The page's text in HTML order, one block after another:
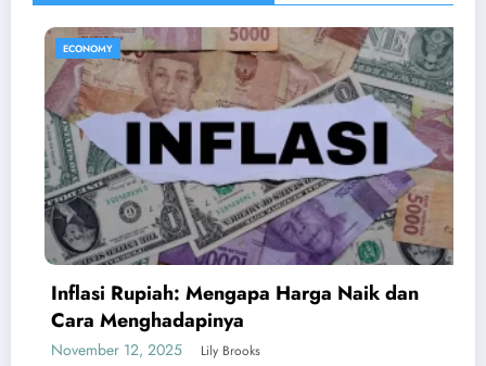
Naik dan
ECONOMY
Apa Itu Psychological
Bisa Belajar?
March 27, 2025